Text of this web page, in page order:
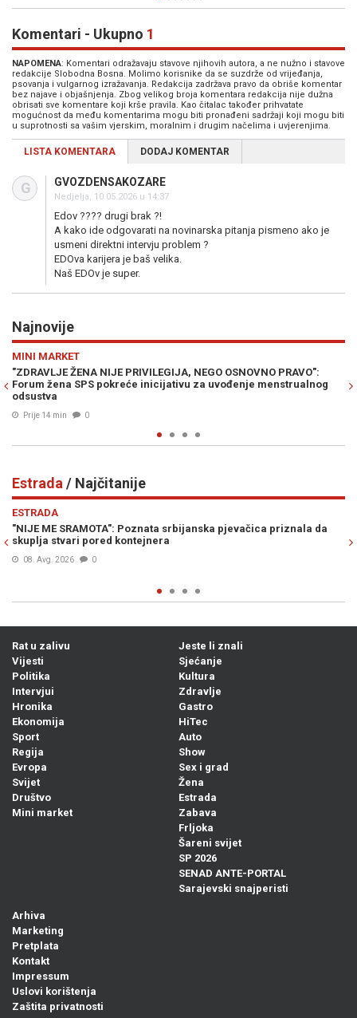
Komentari - Ukupno 1
NAPOMENA: Komentari odražavaju stavove njihovih autora, a ne nužno i stavove
redakcije Slobodna Bosna. Molimo korisnike da se suzdrže od vrijeđanja,
psovanja i vulgarnog izražavanja. Redakcija zadržava pravo da obriše komentar
bez najave i objašnjenja. Zbog velikog broja komentara redakcija nije dužna
obrisati sve komentare koji krše pravila. Kao čitalac također prihvatate
mogućnost da među komentarima mogu biti pronađeni sadržaji koji mogu biti
u suprotnosti sa vašim vjerskim, moralnim i drugim načelima i uvjerenjima.
LISTA KOMENTARA DODAJ KOMENTAR
G GVOZDENSAKOZARE
Nedjelja, 10.05.2026 u 14:37
Edov ???? drugi brak ?!
A kako ide odgovarati na novinarska pitanja pismeno ako je
usmeni direktni intervju problem ?
EDOva karijera je baš velika.
Naš EDOv je super.
Najnovije
NEGO OSNOVNO PRAVO":
za uvođenje menstrualnog
STIGLA SUROVA ANALIZA IZ
konfederacija" je čisti
Estrada / Najčitanije
srbijanska pjevačica priznala da
"IZVLAČIĆE TE IZ DRINE I
Procurile stravične
Rat u zalivu
Vijesti
Politika
Intervjui
Hronika
Ekonomija
Sport
Regija
Evropa
Svijet
Društvo
Mini market
Jeste li znali
Sjećanje
Kultura
Zdravlje
Gastro
HiTec
Auto
Show
Sex i grad
Žena
Estrada
Zabava
Frljoka
Šareni svijet
SP 2026
SENAD ANTE-PORTAL
Sarajevski snajperisti
Arhiva
Marketing
Pretplata
Kontakt
Impressum
Uslovi korištenja
Zaštita privatnosti